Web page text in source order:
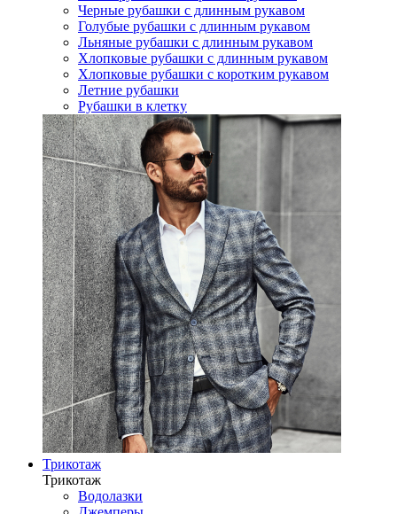
Черные рубашки с длинным рукавом
Голубые рубашки с длинным рукавом
Льняные рубашки с длинным рукавом
Хлопковые рубашки с длинным рукавом
Хлопковые рубашки с коротким рукавом
Летние рубашки
Рубашки в клетку
Трикотаж
Трикотаж
Водолазки